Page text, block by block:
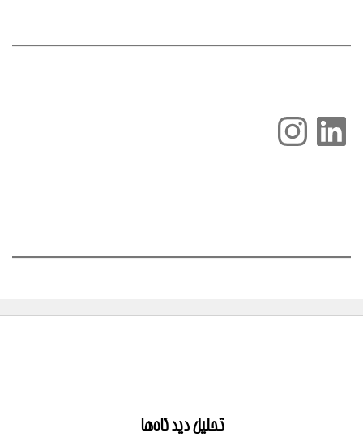
لینکداین
اینستاگرم
تحلیل دیدگاه‌ها